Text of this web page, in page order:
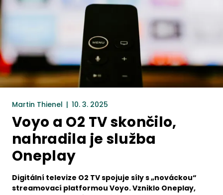
Martin Thienel | 10. 3. 2025
Voyo a O2 TV skončilo,
nahradila je služba
Oneplay
Digitální televize O2 TV spojuje síly s „nováckou“
streamovací platformou Voyo. Vzniklo Oneplay,